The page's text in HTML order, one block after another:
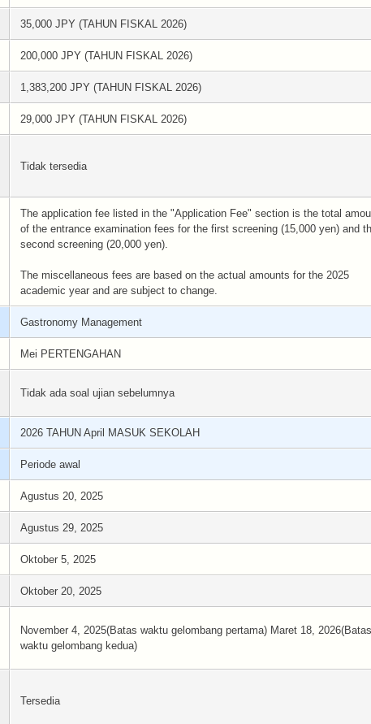
35,000 JPY (TAHUN FISKAL 2026)
200,000 JPY (TAHUN FISKAL 2026)
1,383,200 JPY (TAHUN FISKAL 2026)
29,000 JPY (TAHUN FISKAL 2026)
Tidak tersedia
The application fee listed in the "Application Fee" section is the total
of the entrance examination fees for the first screening (15,000 yen) and
second screening (20,000 yen).
The miscellaneous fees are based on the actual amounts for the 2025
academic year and are subject to change.
Gastronomy Management
Mei PERTENGAHAN
Tidak ada soal ujian sebelumnya
2026 TAHUN April MASUK SEKOLAH
Periode awal
Agustus 20, 2025
Agustus 29, 2025
Oktober 5, 2025
Oktober 20, 2025
November 4, 2025(Batas waktu gelombang pertama) Maret 18, 2026(Batas
waktu gelombang kedua)
Tersedia